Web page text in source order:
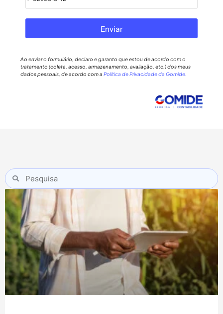
Enviar
Ao enviar o formulário, declaro e garanto que estou de acordo com o
tratamento (coleta, acesso, armazenamento, avaliação, etc.) dos meus
dados pessoais, de acordo com a Política de Privacidade da Gomide.